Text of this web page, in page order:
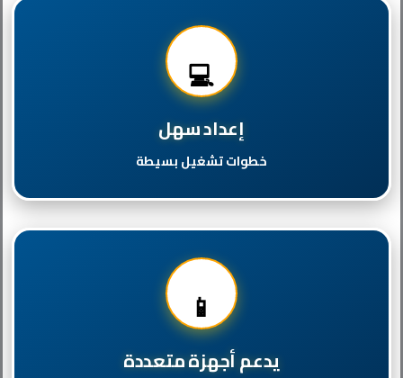
💻
إعداد سهل
خطوات تشغيل بسيطة
📱
يدعم أجهزة متعددة